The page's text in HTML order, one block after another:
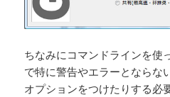
ちなみにコマンドラインを
で特に警告やエラーとなら
オプションをつけたりする必